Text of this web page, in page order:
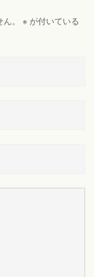
。 ※ が付いている